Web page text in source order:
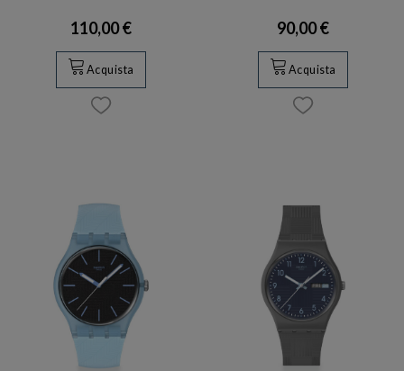
110,00 €
Acquista
90,00 €
Acquista